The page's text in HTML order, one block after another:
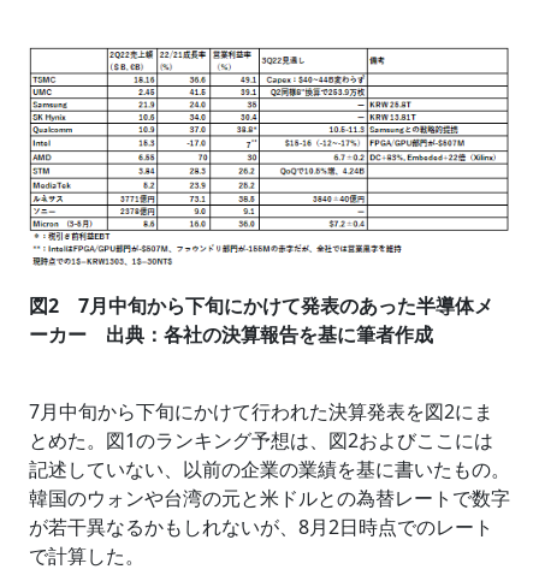
図2 7月中旬から下旬にかけて発表のあった半導体メ
ーカー 出典：各社の決算報告を基に筆者作成
7月中旬から下旬にかけて行われた決算発表を図2にま
とめた。図1のランキング予想は、図2およびここには
記述していない、以前の企業の業績を基に書いたもの。
韓国のウォンや台湾の元と米ドルとの為替レートで数字
が若干異なるかもしれないが、8月2日時点でのレート
で計算した。